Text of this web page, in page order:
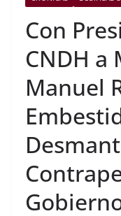
Con
CNDH a
Manuel